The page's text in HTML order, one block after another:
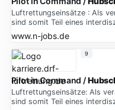
Luftrettungseinsätze : Als
sind somit Teil eines
www.n-jobs.de
Pilot in Command /
Luftrettungseinsätze: Als
sind somit Teil eines
9